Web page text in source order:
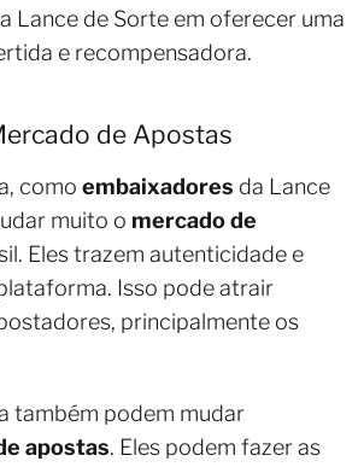
Lance de Sorte em oferecer uma
e recompensadora.
de Apostas
como embaixadores da Lance
muito o mercado de
Eles trazem autenticidade e
Isso pode atrair
principalmente os
também podem mudar
apostas. Eles podem fazer as